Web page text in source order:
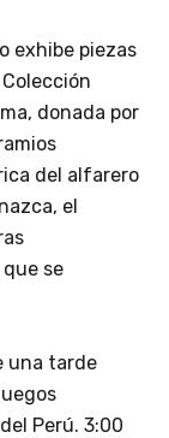
exhibe piezas
donada por
del alfarero
el
se
una tarde
Perú. 3:00